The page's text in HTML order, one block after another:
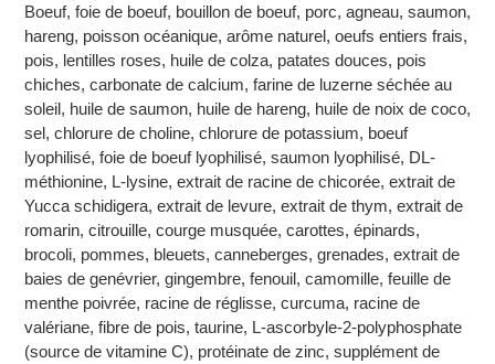
Boeuf, foie de boeuf, bouillon de boeuf, porc, agneau, saumon,
hareng, poisson océanique, arôme naturel, oeufs entiers frais,
pois, lentilles roses, huile de colza, patates douces, pois
chiches, carbonate de calcium, farine de luzerne séchée au
soleil, huile de saumon, huile de hareng, huile de noix de coco,
sel, chlorure de choline, chlorure de potassium, boeuf
lyophilisé, foie de boeuf lyophilisé, saumon lyophilisé, DL-
méthionine, L-lysine, extrait de racine de chicorée, extrait de
Yucca schidigera, extrait de levure, extrait de thym, extrait de
romarin, citrouille, courge musquée, carottes, épinards,
brocoli, pommes, bleuets, canneberges, grenades, extrait de
baies de genévrier, gingembre, fenouil, camomille, feuille de
menthe poivrée, racine de réglisse, curcuma, racine de
valériane, fibre de pois, taurine, L-ascorbyle-2-polyphosphate
(source de vitamine C), protéinate de zinc, supplément de